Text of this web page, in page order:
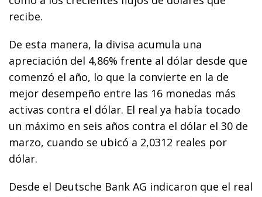
recibe.
De esta manera, la divisa acumula una
apreciación del 4,86% frente al dólar desde que
comenzó el año, lo que la convierte en la de
mejor desempeño entre las 16 monedas más
activas contra el dólar. El real ya había tocado
un máximo en seis años contra el dólar el 30 de
marzo, cuando se ubicó a 2,0312 reales por
dólar.
Desde el Deutsche Bank AG indicaron que el real